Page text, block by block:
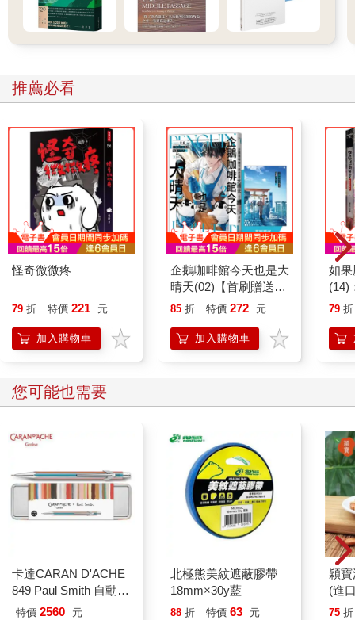
推薦必看
怪奇微微疼
79 折 特價 221 元
加入購物車
企鵝咖啡館今天也是大
晴天(02)【首刷贈送
「謹賀新年」收藏卡】
85 折 特價 272 元
加入購物車
如
(14)
貓
79 折
您可能也需要
卡達CARAN D'ACHE
849 Paul Smith 自動鉛
筆 ED.5 條紋銀
特價 2560 元
北極熊美紋遮蔽膠帶
18mm×30y藍
88 折 特價 63 元
穎
(進
75 折